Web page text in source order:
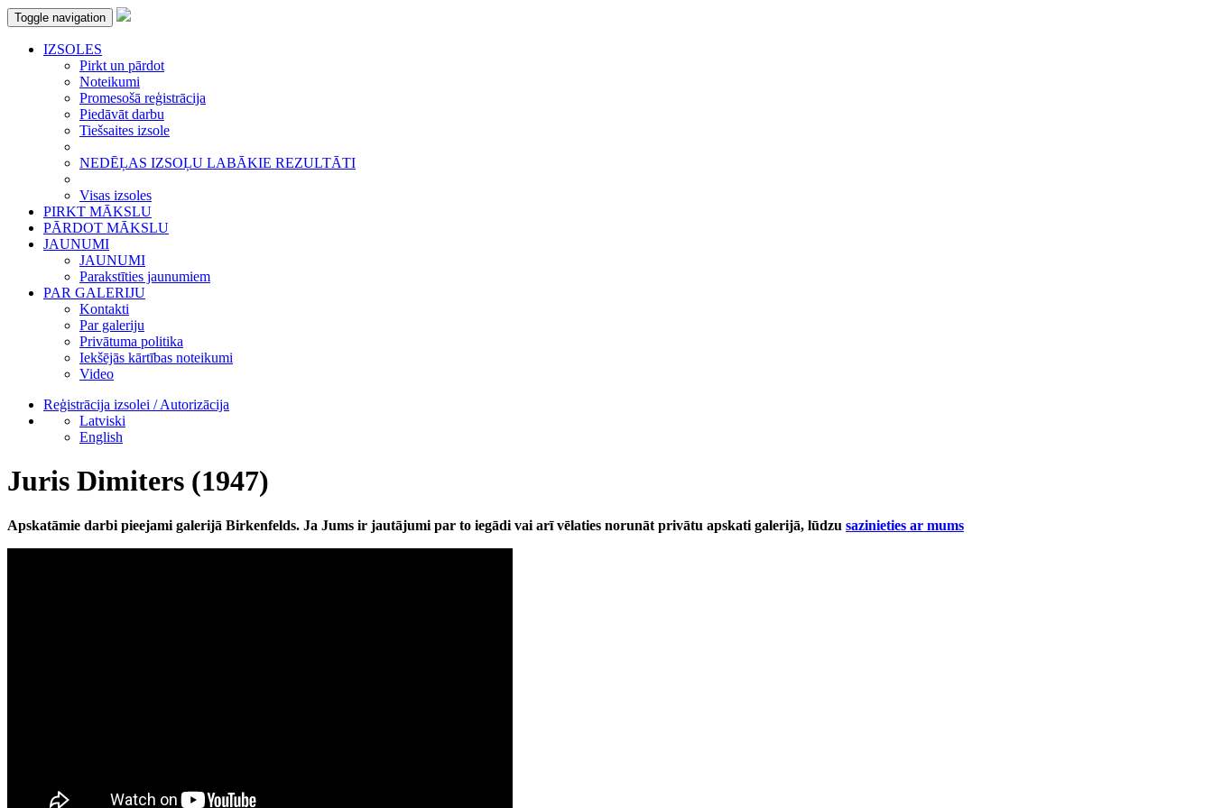
Toggle navigation
IZSOLES
Pirkt un pārdot
Noteikumi
Promesošā reģistrācija
Piedāvāt darbu
Tiešsaites izsole
NEDĒĻAS IZSOĻU LABĀKIE REZULTĀTI
Visas izsoles
PIRKT MĀKSLU
PĀRDOT MĀKSLU
JAUNUMI
JAUNUMI
Parakstīties jaunumiem
PAR GALERIJU
Kontakti
Par galeriju
Privātuma politika
Iekšējās kārtības noteikumi
Video
Reģistrācija izsolei / Autorizācija
Latviski
English
Juris Dimiters (1947)
Apskatāmie darbi pieejami galerijā Birkenfelds. Ja Jums ir jautājumi par to iegādi vai arī vēlaties norunāt privātu apskati galerijā, lūdzu sazinieties ar mums